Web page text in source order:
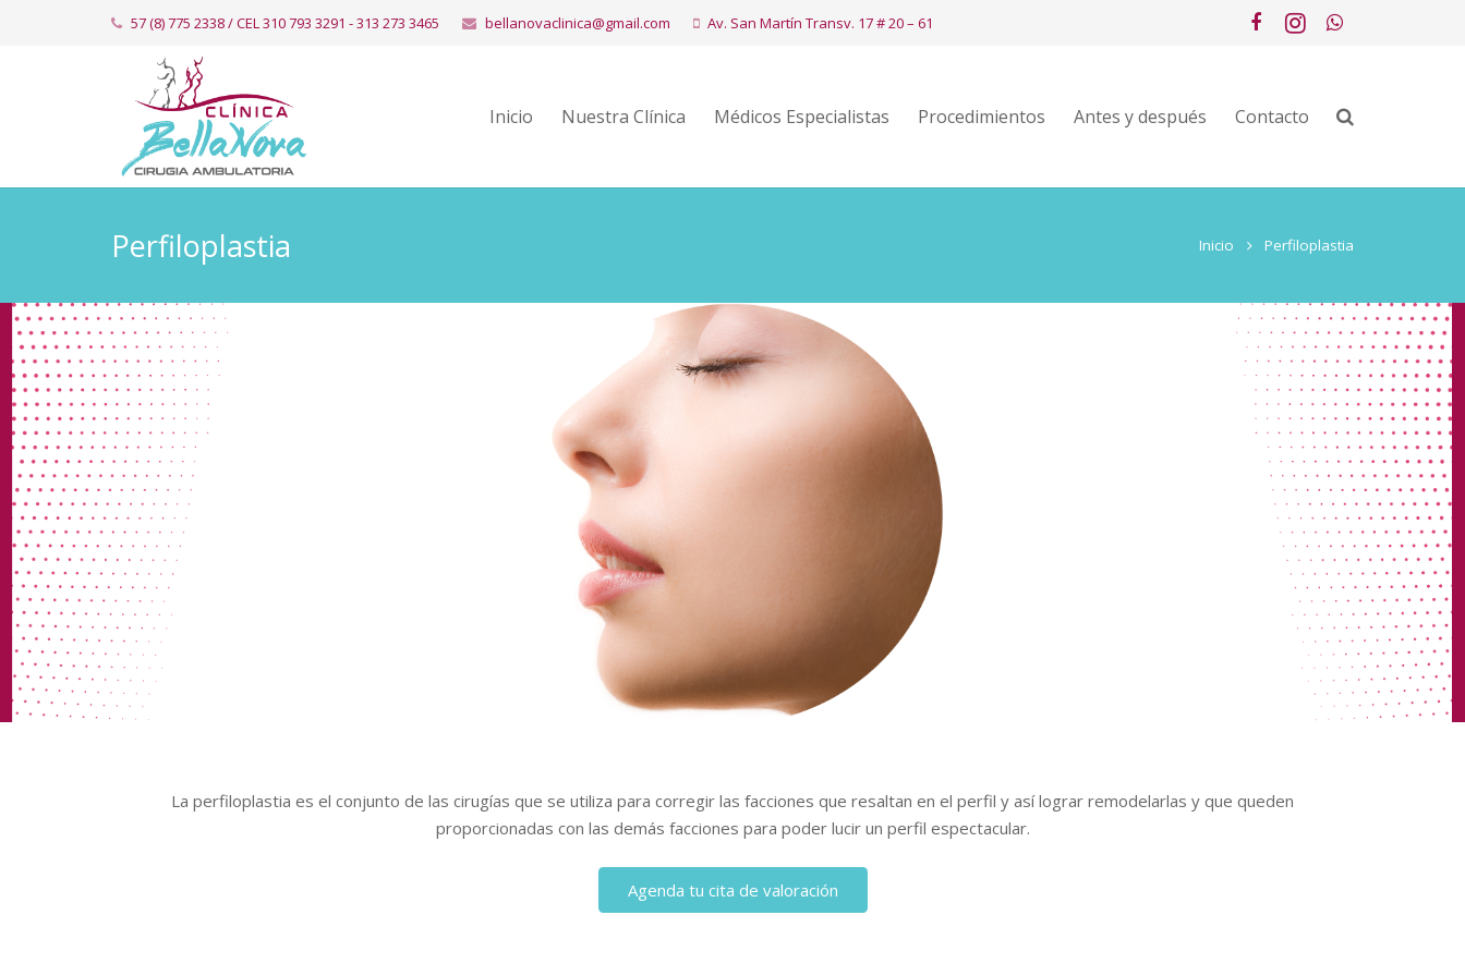
57 (8) 775 2338 / CEL 310 793 3291 - ​​313 273 3465 bellanovaclinica@gmail.com Av. San Martín Transv. 17 # 20 – 61
Inicio Nuestra Clínica Médicos Especialistas Procedimientos Antes y después Contacto
Perfiloplastia Inicio Perfiloplastia
La perfiloplastia es el conjunto de las cirugías que se utiliza para corregir las facciones que resaltan en el perfil y así lograr remodelarlas y que queden
proporcionadas con las demás facciones para poder lucir un perfil espectacular.
Agenda tu cita de valoración